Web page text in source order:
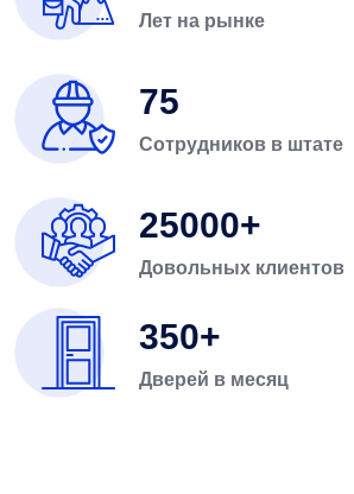
Лет на рынке
75
Сотрудников в штате
25000
Довольных клиентов
350
Дверей в месяц